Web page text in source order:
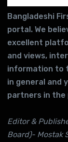
Bangladeshi
portal. We
excellent
and views,
information to
in general and
partners in
Editor &
Board)- Mostak